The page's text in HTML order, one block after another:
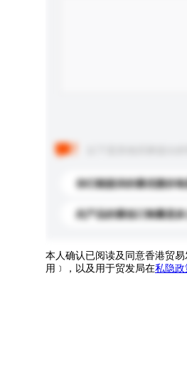
你们能提供的最优惠价格
此产品的最低订购量是多
本人确认已阅读及同意香港贸易
用﹞，以及用于贸发局在私隐政